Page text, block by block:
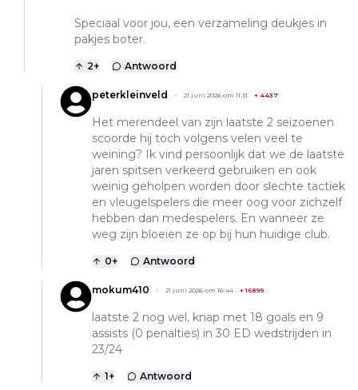
Speciaal voor jou, een verzameling deukjes in
pakjes boter.
2+ Antwoord
peterkleinveld 21 juni 2026 om 11:31 + 4437
Het merendeel van zijn laatste 2 seizoenen
scoorde hij toch volgens velen veel te
weining? Ik vind persoonlijk dat we de laatste
jaren spitsen verkeerd gebruiken en ook
weinig geholpen worden door slechte tactiek
en vleugelspelers die meer oog voor zichzelf
hebben dan medespelers. En wanneer ze
weg zijn bloeien ze op bij hun huidige club.
0+ Antwoord
mokum410 21 juni 2026 om 16:44 +16899
laatste 2 nog wel, knap met 18 goals en 9
assists (0 penalties) in 30 ED wedstrijden in
23/24
1+ Antwoord